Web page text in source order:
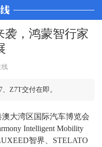
袭，鸿蒙智行家
线
Z7T交付在即。
大湾区国际汽车博览会
Intelligent Mobility
智界、STELATO